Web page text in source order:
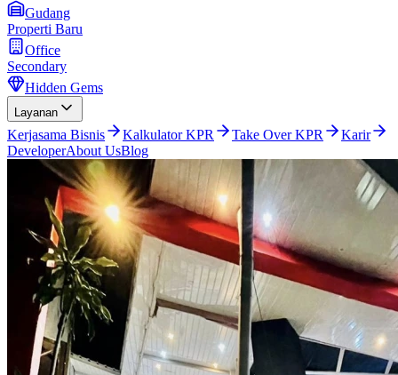
Gudang
Properti Baru
Office
Secondary
Hidden Gems
Layanan
Kerjasama Bisnis Kalkulator KPR Take Over KPR
Karir
DeveloperAbout UsBlog